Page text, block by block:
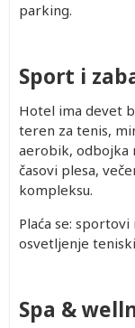
parking.
Sport i
Hotel ima devet
teren za tenis,
aerobik, odbojka
časovi plesa,
kompleksu.
Plaća se:
osvetljenje
Spa &